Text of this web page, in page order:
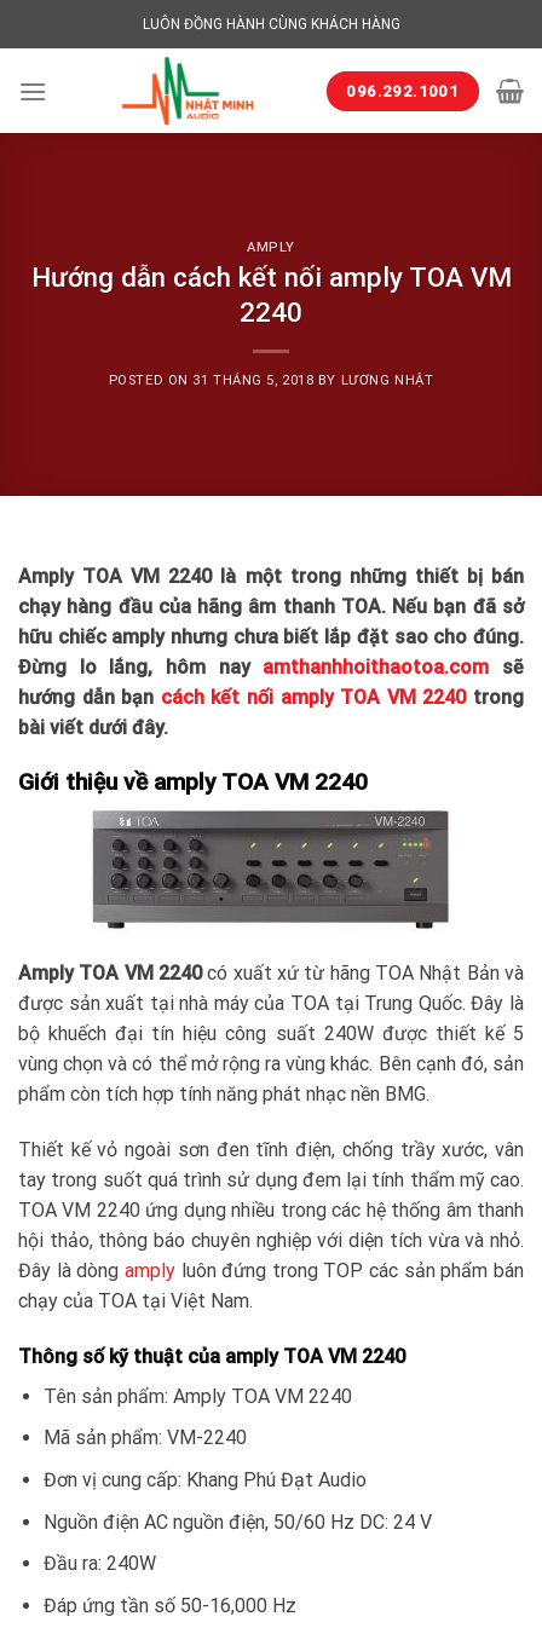
to
LUÔN ĐỒNG HÀNH CÙNG KHÁCH HÀNG
096.292.1001
AMPLY
Hướng dẫn cách kết nối amply TOA VM
2240
POSTED ON 31 THÁNG 5, 2018 BY LƯƠNG NHẬT
Amply TOA VM 2240 là một trong những thiết bị bán
chạy hàng đầu của hãng âm thanh TOA. Nếu bạn đã sở
hữu chiếc amply nhưng chưa biết lắp đặt sao cho đúng.
Đừng lo lắng, hôm nay amthanhhoithaotoa.com sẽ
hướng dẫn bạn cách kết nối amply TOA VM 2240trong
bài viết dưới đây.
Giới thiệu về amply TOA VM 2240
Amply TOA VM 2240có xuất xứ từ hãng TOA Nhật Bản và
được sản xuất tại nhà máy của TOA tại Trung Quốc. Đây là
bộ khuếch đại tín hiệu công suất 240W được thiết kế 5
vùng chọn và có thể mở rộng ra vùng khác. Bên cạnh đó, sản
phẩm còn tích hợp tính năng phát nhạc nền BMG.
Thiết kế vỏ ngoài sơn đen tĩnh điện, chống trầy xước, vân
tay trong suốt quá trình sử dụng đem lại tính thẩm mỹ cao.
TOA VM 2240 ứng dụng nhiều trong các hệ thống âm thanh
hội thảo, thông báo chuyên nghiệp với diện tích vừa và nhỏ.
Đây là dòng amplyluôn đứng trong TOP các sản phẩm bán
chạy của TOA tại Việt Nam.
Thông số kỹ thuật của amply TOA VM 2240
Tên sản phẩm: Amply TOA VM 2240
Mã sản phẩm: VM-2240
Đơn vị cung cấp: Khang Phú Đạt Audio
Nguồn điện AC nguồn điện, 50/60 Hz DC: 24 V
Đầu ra: 240W
Đáp ứng tần số 50-16,000 Hz